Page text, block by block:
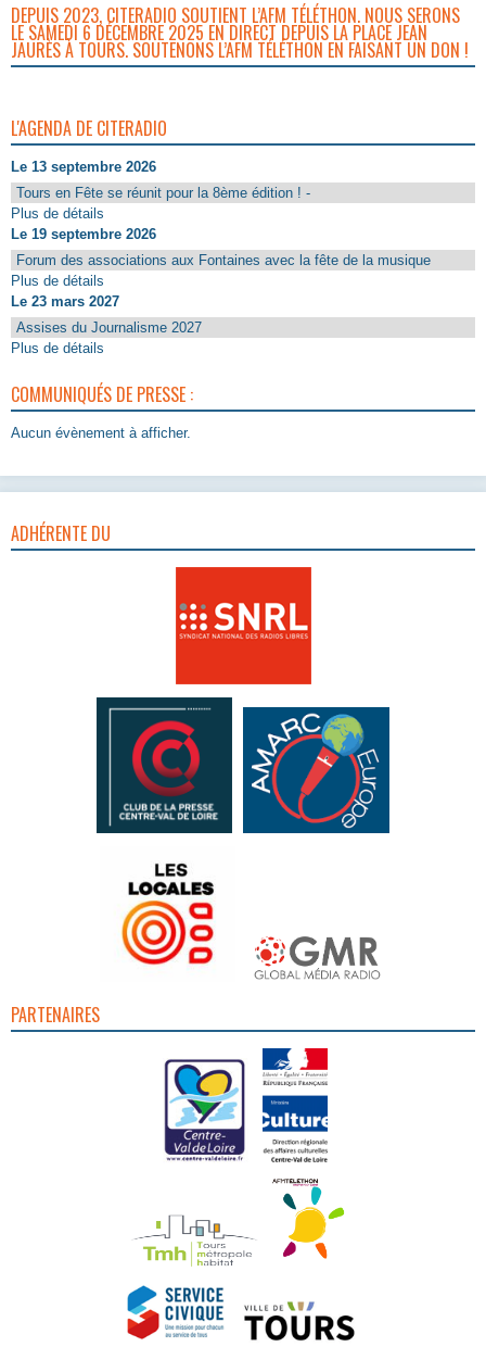
DEPUIS 2023, CITERADIO SOUTIENT L’AFM TÉLÉTHON. NOUS SERONS
LE SAMEDI 6 DÉCEMBRE 2025 EN DIRECT DEPUIS LA PLACE JEAN
JAURÈS À TOURS. SOUTENONS L’AFM TÉLÉTHON EN FAISANT UN DON !
L'AGENDA DE CITERADIO
Le 13 septembre 2026
Tours en Fête se réunit pour la 8ème édition ! -
Plus de détails
Le 19 septembre 2026
Forum des associations aux Fontaines avec la fête de la musique
Plus de détails
Le 23 mars 2027
Assises du Journalisme 2027
Plus de détails
COMMUNIQUÉS DE PRESSE :
Aucun évènement à afficher.
ADHÉRENTE DU
PARTENAIRES